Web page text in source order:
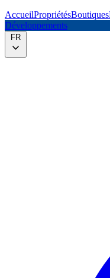
AccueilPropriétésBoutiques
Développements